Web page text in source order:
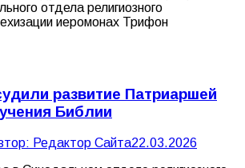
отдела религиозного
иеромонах Трифон
развитие Патриаршей
Библии
Редактор Сайта22.03.2026